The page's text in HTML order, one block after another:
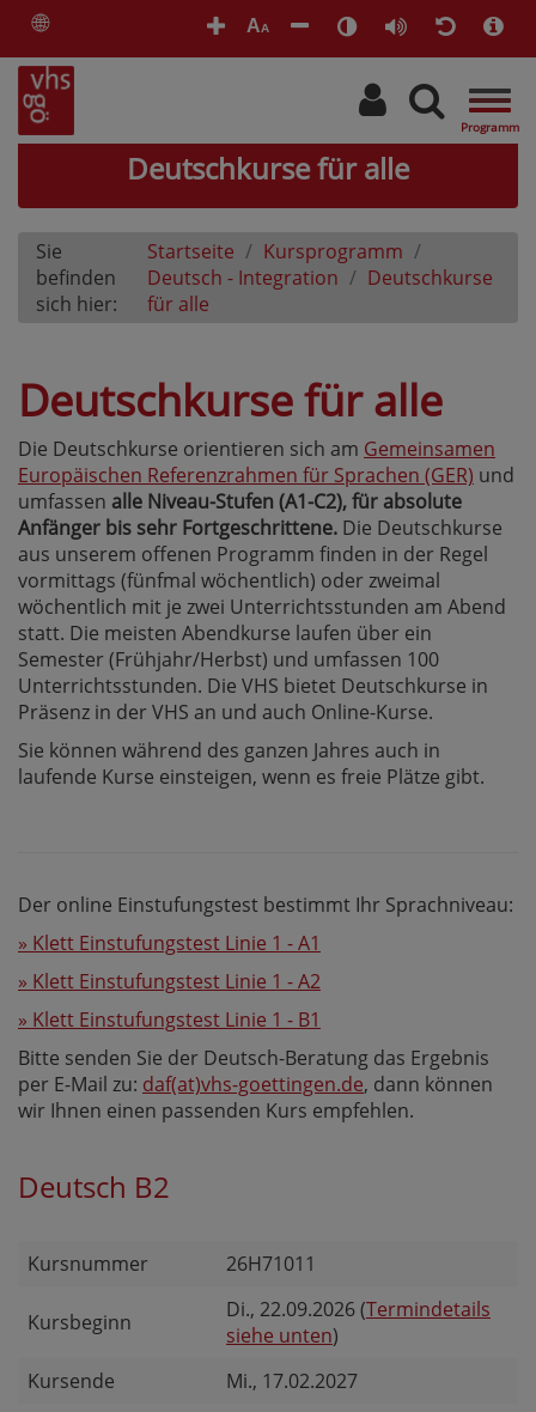
🌐 AA
Deutschkurse für alle
Sie
befinden
sich hier:
Startseite
Kursprogramm
Deutsch - Integration
Deutschkurse
für alle
Deutschkurse für alle
Die Deutschkurse orientieren sich am Gemeinsamen
Europäischen Referenzrahmen für Sprachen (GER) und
umfassen alle Niveau-Stufen (A1-C2), für absolute
Anfänger bis sehr Fortgeschrittene. Die Deutschkurse
aus unserem offenen Programm finden in der Regel
vormittags (fünfmal wöchentlich) oder zweimal
wöchentlich mit je zwei Unterrichtsstunden am Abend
statt. Die meisten Abendkurse laufen über ein
Semester (Frühjahr/Herbst) und umfassen 100
Unterrichtsstunden. Die VHS bietet Deutschkurse in
Präsenz in der VHS an und auch Online-Kurse.
Sie können während des ganzen Jahres auch in
laufende Kurse einsteigen, wenn es freie Plätze gibt.
Der online Einstufungstest bestimmt Ihr Sprachniveau:
» Klett Einstufungstest Linie 1 - A1
» Klett Einstufungstest Linie 1 - A2
» Klett Einstufungstest Linie 1 - B1
Bitte senden Sie der Deutsch-Beratung das Ergebnis
per E-Mail zu: daf(at)vhs-goettingen.de, dann können
wir Ihnen einen passenden Kurs empfehlen.
Deutsch B2
Kursnummer 26H71011
Kursbeginn Di., 22.09.2026 (Termindetails
siehe unten)
Kursende
Mi., 17.02.2027